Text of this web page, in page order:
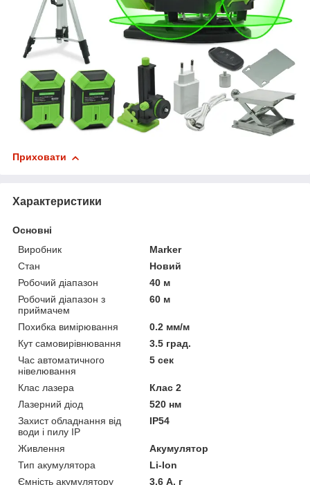
Приховати
Характеристики
Основні
Виробник
Marker
Стан
Новий
Робочий діапазон
40 м
Робочий діапазон з
приймачем
60 м
Похибка вимірювання
0.2 мм/м
Кут самовирівнювання
3.5 град.
Час автоматичного
нівелювання
5 сек
Клас лазера
Клас 2
Лазерний діод
520 нм
Захист обладнання від
води і пилу IP
IP54
Живлення
Акумулятор
Тип акумулятора
Li-Ion
Ємність акумулятору
3.6 А. г